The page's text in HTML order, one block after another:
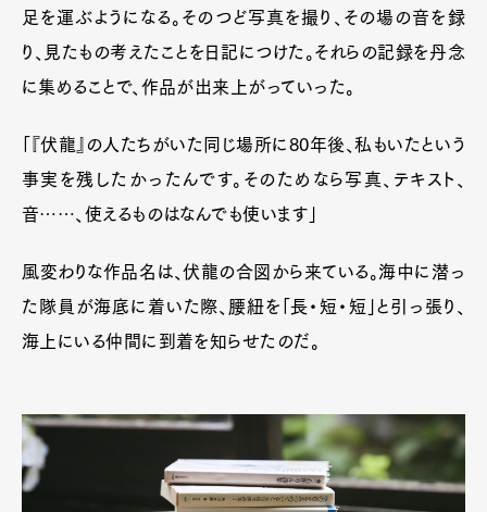
Art&Design WatchFashion
Pen Membership
Magazine
Contact
Pen international Pen tw
足を運ぶようになる。そのつど写真を撮り、その場の音を録
り、見たもの考えたことを日記につけた。それらの記録を丹念
に集めることで、作品が出来上がっていった。
「『伏龍』の人たちがいた同じ場所に80年後、私もいたという
事実を残したかったんです。そのためなら写真、テキスト、
音……、使えるものはなんでも使います」
風変わりな作品名は、伏龍の合図から来ている。海中に潜っ
た隊員が海底に着いた際、腰紐を「長・短・短」と引っ張り、
海上にいる仲間に到着を知らせたのだ。